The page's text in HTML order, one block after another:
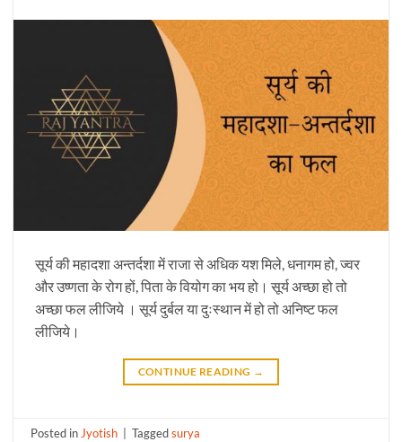
सूर्य की महादशा अन्तर्दशा में राजा से अधिक यश मिले, धनागम हो, ज्वर
और उष्णता के रोग हों, पिता के वियोग का भय हो। सूर्य अच्छा हो तो
अच्छा फल लीजिये । सूर्य दुर्बल या दुःस्थान में हो तो अनिष्ट फल
लीजिये।
CONTINUE READING →
Posted inJyotish Taggedsurya